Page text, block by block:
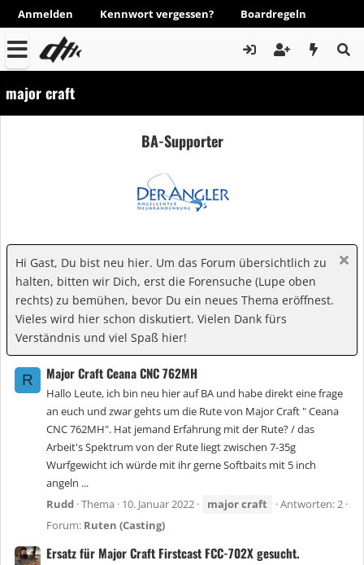
Anmelden Kennwort vergessen? Boardregeln
major craft
BA-Supporter
Hi Gast, Du bist neu hier. Um das Forum übersichtlich zu
halten, bitten wir Dich, erst die Forensuche (Lupe oben
rechts) zu bemühen, bevor Du ein neues Thema eröffnest.
Vieles wird hier schon diskutiert. Vielen Dank fürs
Verständnis und viel Spaß hier!
R Major Craft Ceana CNC 762MH
Hallo Leute, ich bin neu hier auf BA und habe direkt eine frage
an euch und zwar gehts um die Rute von Major Craft " Ceana
CNC 762MH". Hat jemand Erfahrung mit der Rute? / das
Arbeit's Spektrum von der Rute liegt zwischen 7-35g
Wurfgewicht ich würde mit ihr gerne Softbaits mit 5 inch
angeln ...
Rudd Thema 10. Januar 2022 majorcraft
Antworten: 2
Forum: Ruten (Casting)
Ersatz für Major Craft Firstcast FCC-702X gesucht.